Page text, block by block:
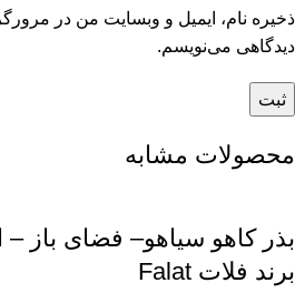
ذخیره نام، ایمیل و وبسایت من در
دیدگاهی می‌نویسم.
محصولات مشابه
برند فلات Falat